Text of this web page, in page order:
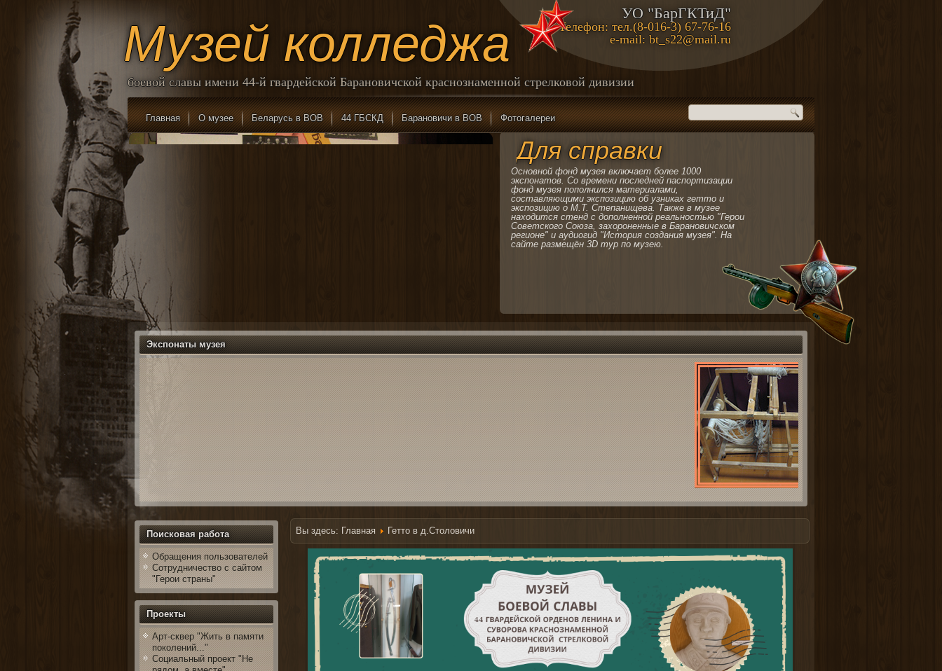
Основной фонд музея включает более 1000
экспонатов. Со времени последней паспортизации
фонд музея пополнился материалами,
составляющими экспозицию об узниках гетто и
экспозицию о М.Т. Степанищева. Также в музее
находится стенд с дополненной реальностью "Герои
Советского Союза, захороненные в Барановичском
регионе" и аудиогид "История создания музея". На
сайте размещён 3D тур по музею.
УО "БарГКТиД"
Телефон: тел.(8-016-3) 67-76-16
e-mail: bt_s22@mail.ru
Для справки
Музей колледжа
боевой славы имени 44-й гвардейской Барановичской краснознаменной стрелковой дивизии
Главная О музее Беларусь в ВОВ 44 ГБСКД Барановичи в ВОВ Фотогалереи
Экспонаты музея
Поисковая работа
Обращения пользователей
Сотрудничество с сайтом
"Герои страны"
Проекты
Арт-сквер "Жить в памяти
поколений..."
Социальный проект "Не
Вы здесь: Главная Гетто в д.Столовичи